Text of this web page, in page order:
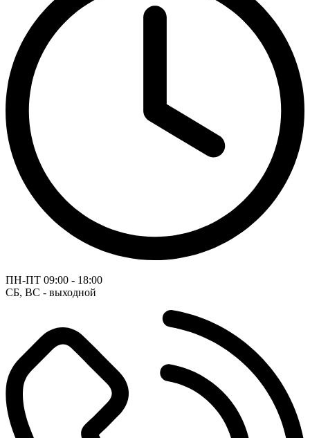
ПН-ПТ 09:00 - 18:00
СБ, ВС - выходной